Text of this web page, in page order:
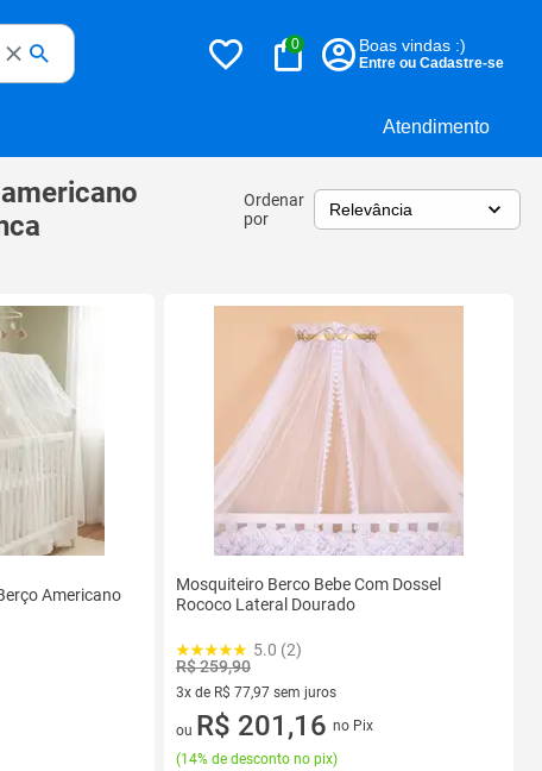
Atendimento
0 Boas vindas :)
Entre ou Cadastre-se
Ordenar
por
Americano
Mosquiteiro Berco Bebe Com Dossel
Rococo Lateral Dourado
5.0 (2)
R$ 259,90
3x de R$ 77,97 sem juros
3 vez de R$ 77,97 sem juros
ou R$ 201,16 no Pix
(14% de desconto no pix)